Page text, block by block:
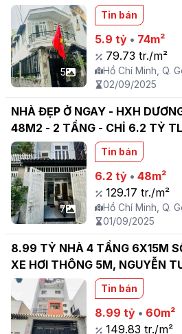
5.9 TỶ
5
Tin bán
5.9 tỷ • 74m²
79.73 tr./m²
Hồ Chí Minh, Q.
02/09/2025
NHÀ ĐẸP Ở NGAY - HXH
48M2 - 2 TẦNG - CHỈ 6.2 TỶ TL
7
Tin bán
6.2 tỷ •48m²
129.17 tr./m²
Hồ Chí Minh, Q.
01/09/2025
8.99 TỶ NHÀ 4 TẦNG 6X15M
XE HƠI THÔNG 5M, NGUYỄN
Tin bán
8.99 tỷ • 60m²
149.83 tr./m²